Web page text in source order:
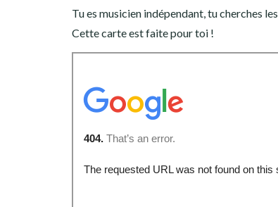
Tu es musicien indépendant, tu cherches les
Cette carte est faite pour toi !